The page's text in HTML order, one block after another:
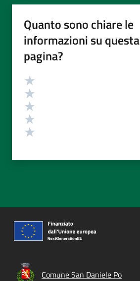
Quanto sono chiare le
informazioni su questa
pagina?
Valutazione
Comune San Daniele Po